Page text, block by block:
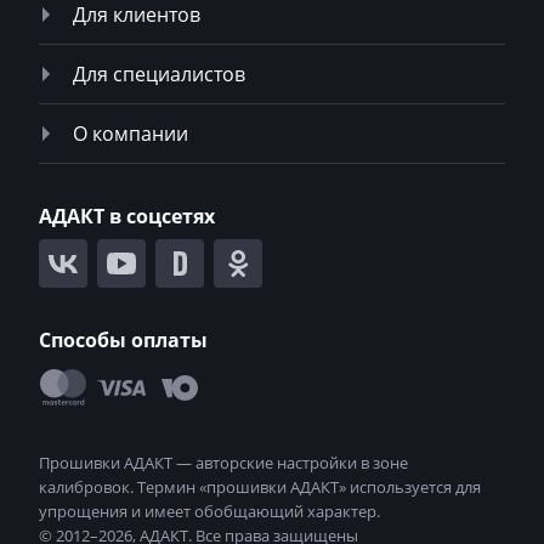
Ponsse
Porsche
Powerscreen
Prinoth
Pronar
Putzmeister
Ravo
Ravon
Renault
Ropa
RostSelMash
Для клиентов
Для специалистов
О компании
АДАКТ в соцсетях
Способы оплаты
© 2012–2026, АДАКТ. Все права защищены